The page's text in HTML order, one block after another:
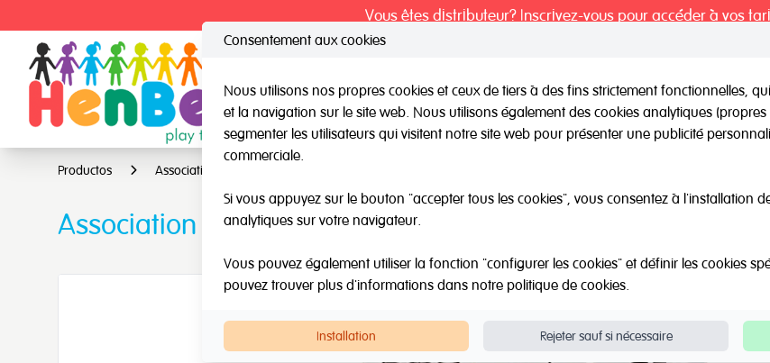
Vous êtes distributeur? Inscrivez-vous pour accéder à vos
HenBea Nardil / Autres marques Outlet Á propos de Nous
Productos Association Dominos
Association Dominos
Consentement aux cookies
Nous utilisons nos propres cookies et ceux de tiers à des fins strictement fonctionnelles,
et la navigation sur le site web. Nous utilisons également des cookies analytiques
segmenter les utilisateurs qui visitent notre site web pour présenter une publicité
commerciale.
Si vous appuyez sur le bouton "accepter tous les cookies", vous consentez à l'installation
analytiques sur votre navigateur.
Vous pouvez également utiliser la fonction "configurer les cookies" et définir les cookies
pouvez trouver plus d'informations dans notre politique de cookies.
Installation Rejeter sauf si nécessaire